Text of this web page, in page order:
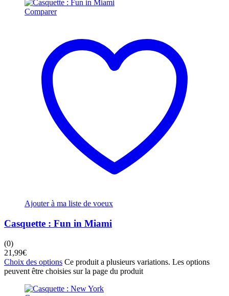
Comparer
Ajouter à ma liste de voeux
Casquette : Fun in Miami
(0)
21,99€
Choix des options Ce produit a plusieurs variations. Les options
peuvent être choisies sur la page du produit